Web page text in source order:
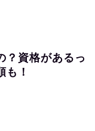
？資格があるっ
も！